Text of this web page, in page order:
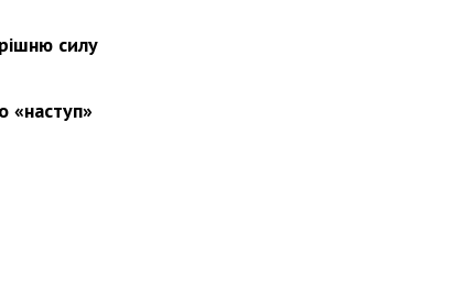
силу
«наступ»